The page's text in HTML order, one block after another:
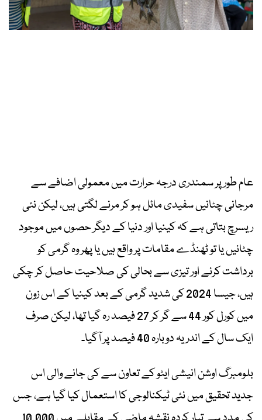
عام طور پر سمندری درجہ حرارت میں معمولی اضافے سے
مرجانی چٹانیں سفیدی مائل ہو کر مرنے لگتی ہیں، لیکن نئی
ریسرچ بتاتی ہے کہ کینیا اور دنیا کے دیگر حصوں میں موجود
چٹانیں یا تو ٹھنڈے مقامات پر واقع ہیں یا پھر وہ گرمی کو
برداشت کرنے اور تیزی سے بحالی کی صلاحیت حاصل کر چکی
ہیں، جیسا 2024 کی شدید گرمی کے بعد کینیا کے اس زون
میں کورل کور 44 سے گر کر 27 فیصد رہ گیا تھا، لیکن صرف
ایک سال کے اندر یہ دوبارہ 40 فیصد پر آگیا۔
بلومبرگ اوشن انیشی ایٹو کے تعاون سے کی جانے والی اس
جدید تحقیق میں نئی ٹیکنالوجی کا استعمال کیا گیا ہے، جس